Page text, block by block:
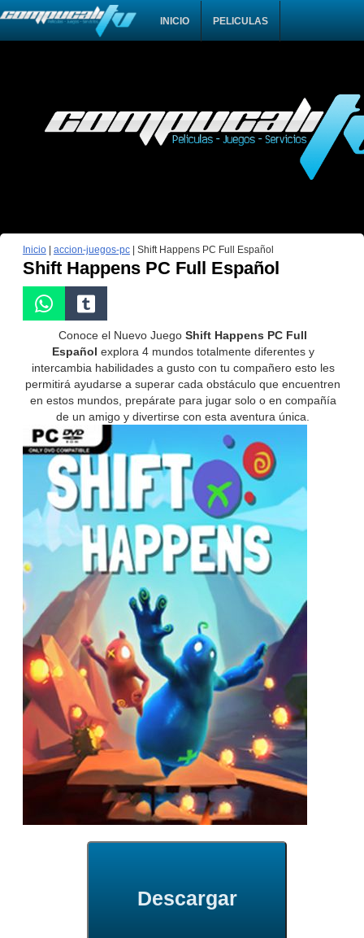
INICIO PELICULAS
Inicio| accion-juegos-pc| Shift Happens PC Full Español
Shift Happens PC Full Español
Conoce el Nuevo JuegoShift Happens PC Full
Español explora 4 mundos totalmente diferentes y
intercambia habilidades a gusto con tu compañero esto les
permitirá ayudarse a superar cada obstáculo que encuentren
en estos mundos, prepárate para jugar solo o en compañía
de un amigo y divertirse con esta aventura única.
Descargar